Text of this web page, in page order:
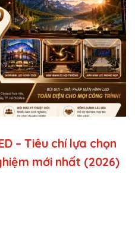
– Tiêu chí lựa chọn
mới nhất (2026)